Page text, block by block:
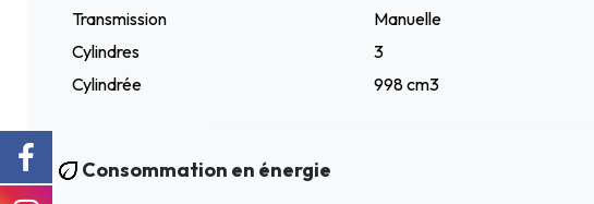
Transmission
Manuelle
Cylindres
3
Cylindrée
998 cm3
Consommation en énergie